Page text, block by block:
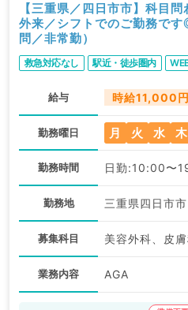
【三重県／四日市市】科目
外来／シフトでのご勤務で
問／非常勤）
救急対応なし 駅近・徒歩圏内
給与 時給11,000円
勤務曜日 月 火 水 木
勤務時間 日勤:10:00〜
勤務地 三重県四日市市
募集科目
業務内容 AGA